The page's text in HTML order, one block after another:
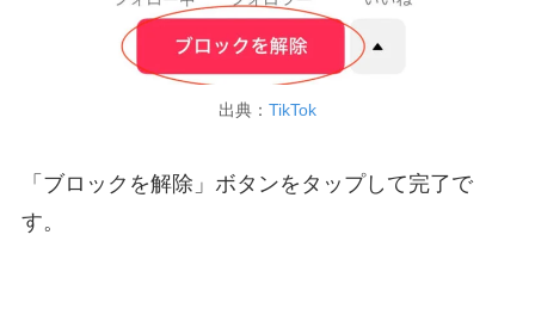
出典： TikTok
「ブロックを解除」ボタンをタップして完了で
す。